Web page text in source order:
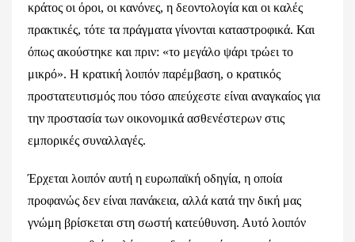
κράτος οι όροι, οι κανόνες, η δεοντολογία και οι καλές
πρακτικές, τότε τα πράγματα γίνονται καταστροφικά. Και
όπως ακούστηκε και πριν: «το μεγάλο ψάρι τρώει το
μικρό». Η κρατική λοιπόν παρέμβαση, ο κρατικός
προστατευτισμός που τόσο απεύχεστε είναι αναγκαίος για
την προστασία των οικονομικά ασθενέστερων στις
εμπορικές συναλλαγές.
Έρχεται λοιπόν αυτή η ευρωπαϊκή οδηγία, η οποία
προφανώς δεν είναι πανάκεια, αλλά κατά την δική μας
γνώμη βρίσκεται στη σωστή κατεύθυνση. Αυτό λοιπόν